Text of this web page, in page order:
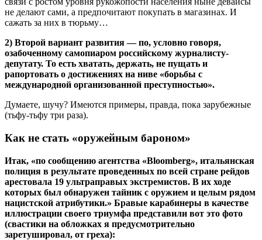
не делают сами, а предпочитают покупать в магазинах. И
сажать за них в тюрьму…
2) Второй вариант развития — по, условно говоря,
озабоченному самопиаром российскому журналисту-
депутату. То есть хватать, держать, не пущать и
рапортовать о достижениях на ниве «борьбы с
международной организованной преступностью».
Думаете, шучу? Имеются примеры, правда, пока зарубежные
(тьфу-тьфу три раза).
Как не стать «оружейным бароном»
Итак, «по сообщению агентства «Bloomberg», итальянская
полиция в результате проведенных по всей стране рейдов
арестовала 19 ультраправых экстремистов. В их ходе
которых был обнаружен тайник с оружием и целым рядом
нацистской атрибутики.» Бравые карабинеры в качестве
иллюстрации своего триумфа представили вот это фото
(свастики на обложках я предусмотрительно
заретушировал, от греха):